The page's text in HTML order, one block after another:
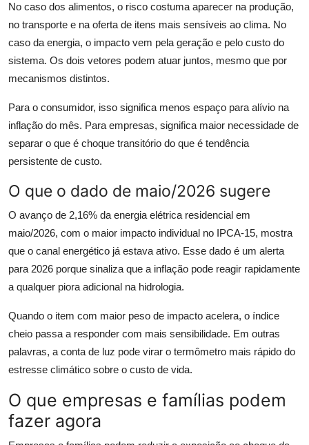
No caso dos alimentos, o risco costuma aparecer na produção,
no transporte e na oferta de itens mais sensíveis ao clima. No
caso da energia, o impacto vem pela geração e pelo custo do
sistema. Os dois vetores podem atuar juntos, mesmo que por
mecanismos distintos.
Para o consumidor, isso significa menos espaço para alívio na
inflação do mês. Para empresas, significa maior necessidade de
separar o que é choque transitório do que é tendência
persistente de custo.
O que o dado de maio/2026 sugere
O avanço de 2,16% da energia elétrica residencial em
maio/2026, com o maior impacto individual no IPCA-15, mostra
que o canal energético já estava ativo. Esse dado é um alerta
para 2026 porque sinaliza que a inflação pode reagir rapidamente
a qualquer piora adicional na hidrologia.
Quando o item com maior peso de impacto acelera, o índice
cheio passa a responder com mais sensibilidade. Em outras
palavras, a conta de luz pode virar o termômetro mais rápido do
estresse climático sobre o custo de vida.
O que empresas e famílias podem
fazer agora